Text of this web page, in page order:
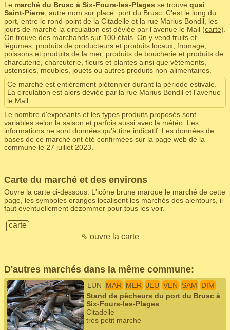
Le marché du Brusc à Six-Fours-les-Plages se trouve quai
Saint-Pierre , autre nom sur place: port du Brusc. C'est le long du
port, entre le rond-point de la Citadelle et la rue Marius Bondil, les
jours de marché la circulation est déviée par l'avenue le Mail (carte).
On trouve des marchands sur 100 étals. On y vend fruits et
légumes, produits de producteurs et produits locaux, fromage,
poissons et produits de la mer, produits de boucherie et produits de
charcuterie, charcuterie, fleurs et plantes ainsi que vêtements,
ustensiles, meubles, jouets ou autres produits non-alimentaires.
Ce marché est entièrement piétonnier durant la période estivale.
La circulation est alors déviée par la rue Marius Bondil et l'avenue
le Mail.
Le nombre d'exposants et les types produits proposés sont
variables selon la saison et parfois aussi avec la météo. Les
informations ne sont données qu'à titre indicatif. Les données de
bases de ce marché ont été confirmées sur la page web de la
commune le 27 juillet 2023.
Carte du marché et des environs
Ouvre la carte ci-dessous. L'icône brune marque le marché de cette
page, les symboles oranges localisent les marchés des alentours, il
faut eventuellement dézommer pour tous les voir.
carte
⇖ ouvre la carte
D'autres marchés dans la même commune:
LUN MAR MER JEU VEN SAM
DIM
Stand de pêcheurs du port du Brusc à
Six-Fours-les-Plages
Citadelle
très petit marché